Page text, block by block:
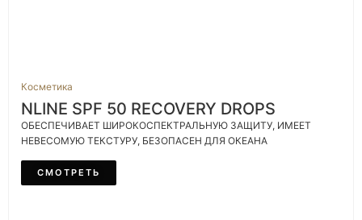
Косметика
NLINE SPF 50 RECOVERY DROPS
ОБЕСПЕЧИВАЕТ ШИРОКОСПЕКТРАЛЬНУЮ ЗАЩИТУ, ИМЕЕТ
НЕВЕСОМУЮ ТЕКСТУРУ, БЕЗОПАСЕН ДЛЯ ОКЕАНА
СМОТРЕТЬ